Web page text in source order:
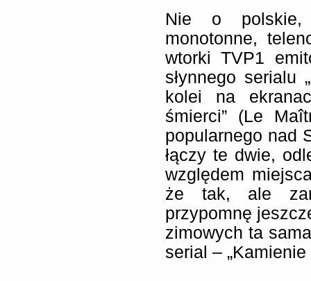
Nie o polskie,
monotonne,
wtorki TVP1
słynnego serialu
kolei na
śmierci” (Le
popularnego nad
łączy te dwie,
względem
że tak, ale
przypomnę
zimowych ta
serial –